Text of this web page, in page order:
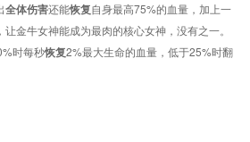
全体伤害还能恢复自身最高75%的血量，加上一
让金牛女神能成为最肉的核心女神，没有之一。
时每秒恢复2%最大生命的血量，低于25%时翻